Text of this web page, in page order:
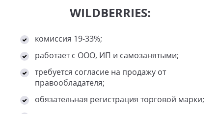
WILDBERRIES:
комиссия 19-33%;
работает с ООО, ИП и самозанятыми;
требуется согласие на продажу от
правообладателя;
обязательная регистрация торговой марки;